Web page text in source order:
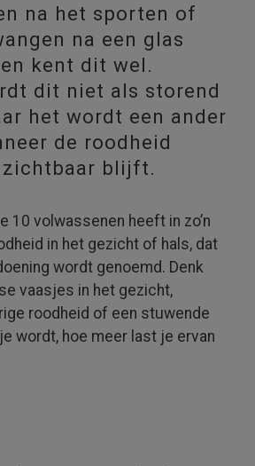
na het sporten of
na een glas
kent dit wel.
dit niet als storend
het wordt een ander
de roodheid
zichtbaar blijft.
10 volwassenen heeft in zo’n
in het gezicht of hals, dat
wordt genoemd. Denk
vaasjes in het gezicht,
roodheid of een stuwende
wordt, hoe meer last je ervan